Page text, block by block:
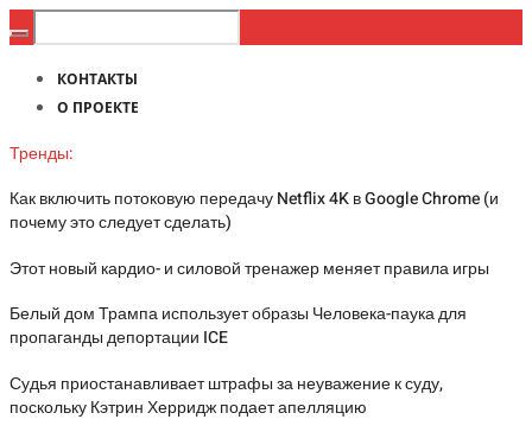
КОНТАКТЫ
О ПРОЕКТЕ
Тренды:
Как включить потоковую передачу Netflix 4K в Google Chrome (и
почему это следует сделать)
Этот новый кардио- и силовой тренажер меняет правила игры
Белый дом Трампа использует образы Человека-паука для
пропаганды депортации ICE
Судья приостанавливает штрафы за неуважение к суду,
поскольку Кэтрин Херридж подает апелляцию